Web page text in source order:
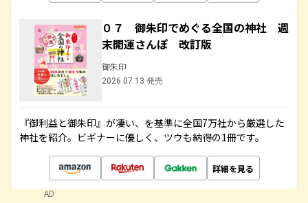
０７ 御朱印でめぐる全国の神社 週
末開運さんぽ 改訂版
御朱印
2026.07.13 発売
『御利益と御朱印』が凄い、を基準に全国7万社から厳選した
神社を紹介。ビギナーに優しく、ツウも納得の1冊です。
詳細を見る
AD